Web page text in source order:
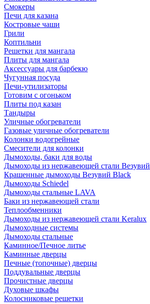
Смокеры
Печи для казана
Костровые чаши
Грили
Коптильни
Решетки для мангала
Плиты для мангала
Аксессуары для барбекю
Чугунная посуда
Печи-утилизаторы
Готовим с огоньком
Плиты под казан
Тандыры
Уличные обогреватели
Газовые уличные обогреватели
Колонки водогрейные
Смесители для колонки
Дымоходы, баки для воды
Дымоходы из нержавеющей стали Везувий
Крашенные дымоходы Везувий Black
Дымоходы Schiedel
Дымоходы стальные LAVA
Баки из нержавеющей стали
Теплообменники
Дымоходы из нержавеющей стали Keralux
Дымоходные системы
Дымоходы стальные
Каминное/Печное литье
Каминные дверцы
Печные (топочные) дверцы
Поддувальные дверцы
Прочистные дверцы
Духовые шкафы
Колосниковые решетки